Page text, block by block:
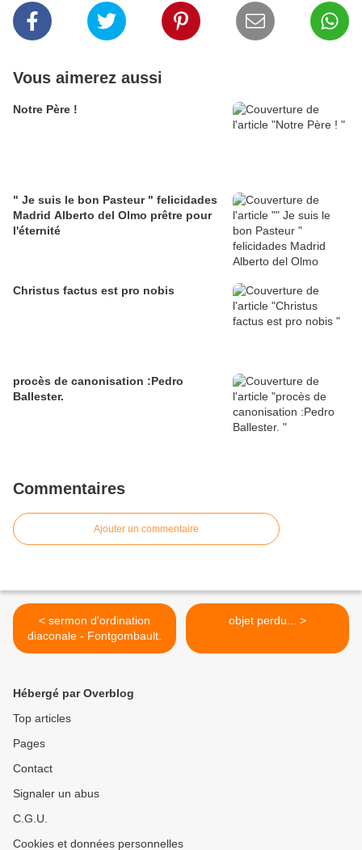
Vous aimerez aussi
Notre Père !
" Je suis le bon Pasteur " felicidades
Madrid Alberto del Olmo prêtre pour
l'éternité
Christus factus est pro nobis
procès de canonisation :Pedro
Ballester.
Commentaires
Ajouter un commentaire
< sermon d'ordination
diaconale - Fontgombault.
objet perdu... >
Hébergé par Overblog
Top articles
Pages
Contact
Signaler un abus
C.G.U.
Cookies et données personnelles